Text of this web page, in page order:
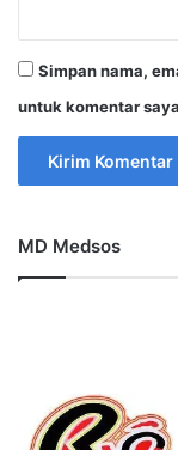
Simpan nama,
untuk komentar
MD Medsos